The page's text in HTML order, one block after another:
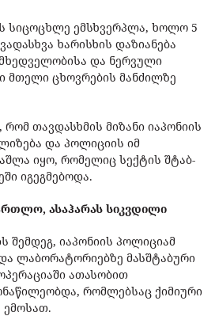
სიცოცხლე ემსხვერპლა, ხოლო 5
ხარისხის დაზიანება
და ნერვული
მთელი ცხოვრების მანძილზე
რომ თავდასხმის მიზანი იაპონიის
და პოლიციის იმ
იყო, რომელიც სექტის შტაბ-
იგეგმებოდა.
ასაჰარას სიკვდილი
შემდეგ, იაპონიის პოლიციამ
ლაბორატორიებზე მასშტაბური
ათასობით
რომლებსაც ქიმიური
ემოსათ.